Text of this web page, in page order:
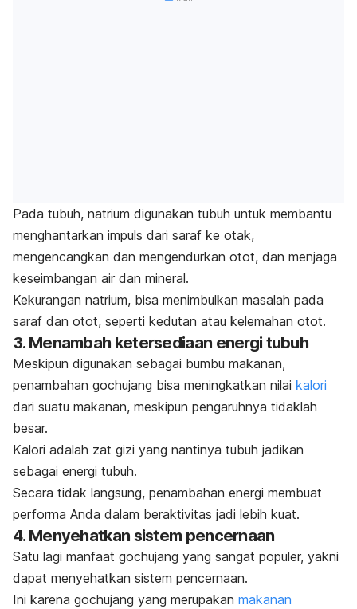
Pada tubuh, natrium digunakan tubuh untuk membantu
menghantarkan impuls dari saraf ke otak,
mengencangkan dan mengendurkan otot, dan menjaga
keseimbangan air dan mineral.
Kekurangan natrium, bisa menimbulkan masalah pada
saraf dan otot, seperti kedutan atau kelemahan otot.
3. Menambah ketersediaan energi tubuh
Meskipun digunakan sebagai bumbu makanan,
penambahan gochujang bisa meningkatkan nilai kalori
dari suatu makanan, meskipun pengaruhnya tidaklah
besar.
Kalori adalah zat gizi yang nantinya tubuh jadikan
sebagai energi tubuh.
Secara tidak langsung, penambahan energi membuat
performa Anda dalam beraktivitas jadi lebih kuat.
4. Menyehatkan sistem pencernaan
Satu lagi manfaat gochujang yang sangat populer, yakni
dapat menyehatkan sistem pencernaan.
Ini karena gochujang yang merupakan makanan